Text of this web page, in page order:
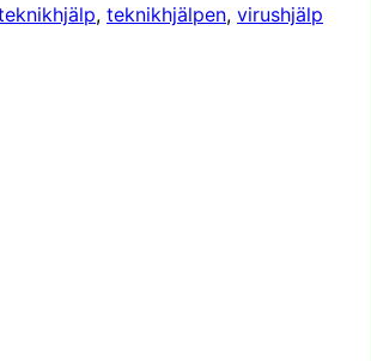
, teknikhjälpen, virushjälp